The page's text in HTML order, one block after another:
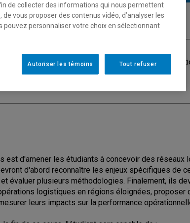
Discipline:
est d'amener les étudiants à concevoir des réseaux
d'abord reconnaître les enjeux spécifiques de
évaluer plusieurs méthodologies. Finalement, ils
logistiques en régions éloignées, proposer
leurs impacts sur la performance
de collecter des informations qui nous permettent
vous proposer des contenus vidéo, d’analyser les
personnaliser votre choix en sélectionnant
Tout refuser
Autoriser les témoins